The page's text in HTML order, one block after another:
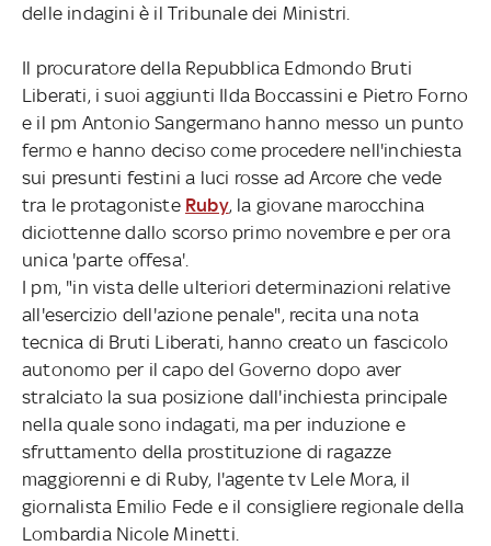
delle indagini è il Tribunale dei Ministri.
Il procuratore della Repubblica Edmondo Bruti
Liberati, i suoi aggiunti Ilda Boccassini e Pietro Forno
e il pm Antonio Sangermano hanno messo un punto
fermo e hanno deciso come procedere nell'inchiesta
sui presunti festini a luci rosse ad Arcore che vede
tra le protagoniste Ruby, la giovane marocchina
diciottenne dallo scorso primo novembre e per ora
unica 'parte offesa'.
I pm, "in vista delle ulteriori determinazioni relative
all'esercizio dell'azione penale", recita una nota
tecnica di Bruti Liberati, hanno creato un fascicolo
autonomo per il capo del Governo dopo aver
stralciato la sua posizione dall'inchiesta principale
nella quale sono indagati, ma per induzione e
sfruttamento della prostituzione di ragazze
maggiorenni e di Ruby, l'agente tv Lele Mora, il
giornalista Emilio Fede e il consigliere regionale della
Lombardia Nicole Minetti.